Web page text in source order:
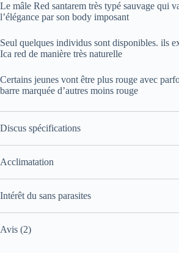
Le mâle Red santarem très typé sauvage qui
l’élégance par son body imposant
Seul quelques individus sont disponibles. ils
Ica red de manière très naturelle
Certains jeunes vont être plus rouge avec
barre marquée d’autres moins rouge
Discus spécifications
Acclimatation
Intérêt du sans parasites
Avis (2)